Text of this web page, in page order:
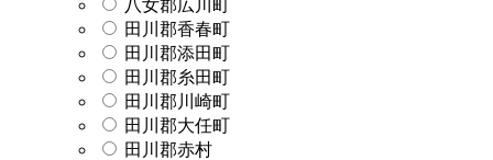
八女郡広川町
田川郡香春町
田川郡添田町
田川郡糸田町
田川郡川崎町
田川郡大任町
田川郡赤村